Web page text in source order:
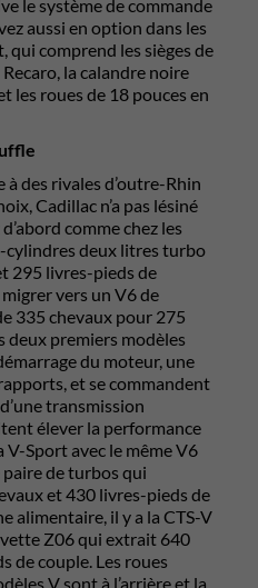
le système de commande
aussi en option dans les
qui comprend les sièges de
la calandre noire
les roues de 18 pouces en
des rivales d’outre-Rhin
Cadillac n’a pas lésiné
comme chez les
deux litres turbo
295 livres-pieds de
vers un V6 de
335 chevaux pour 275
deux premiers modèles
du moteur, une
et se commandent
transmission
élever la performance
V-Sport avec le même V6
paire de turbos qui
et 430 livres-pieds de
alimentaire, il y a la CTS-V
Z06 qui extrait 640
de couple. Les roues
V sont à l’arrière et la